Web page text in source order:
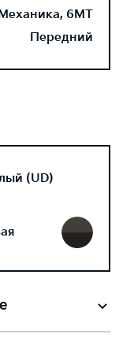
6MT
Передний
(UD)